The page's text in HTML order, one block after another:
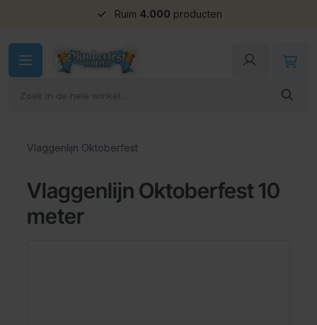
Ruim 4.000 producten
Vlaggenlijn Oktoberfest
Vlaggenlijn Oktoberfest 10
meter